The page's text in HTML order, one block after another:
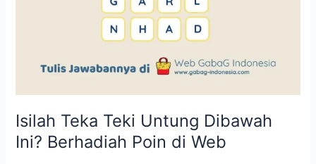
Isilah Teka Teki Untung Dibawah
Ini? Berhadiah Poin di Web